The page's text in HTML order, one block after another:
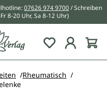
07626 974 9700/ Schreiben
8-20 Uhr, Sa 8-12 Uhr)
Du hast 0
Rheumatisch